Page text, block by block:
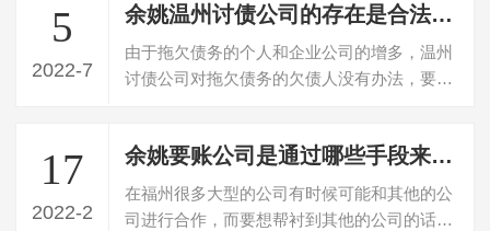
5
2022-7
余姚温州讨债公司的存在是合法的吗？
由于拖欠债务的个人和企业公司的增多，温州
讨债公司对拖欠债务的欠债人没有办法，要不
17
2022-2
余姚要账公司是通过哪些手段来要到账的？
在福州很多大型的公司有时候可能和其他的公
司进行合作，而要想帮衬到其他的公司的话，